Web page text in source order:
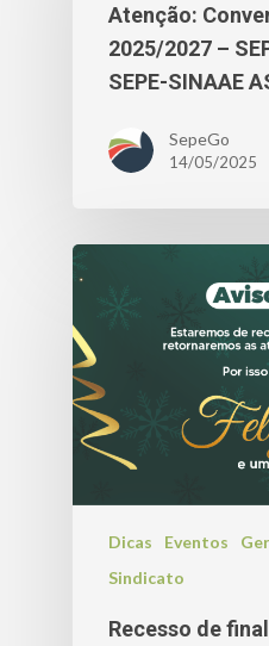
Atenção:
2025/2027 –
SEPE-SINAAE
SepeGo
14/05/2025
Dicas Eventos
Sindicato
Recesso de